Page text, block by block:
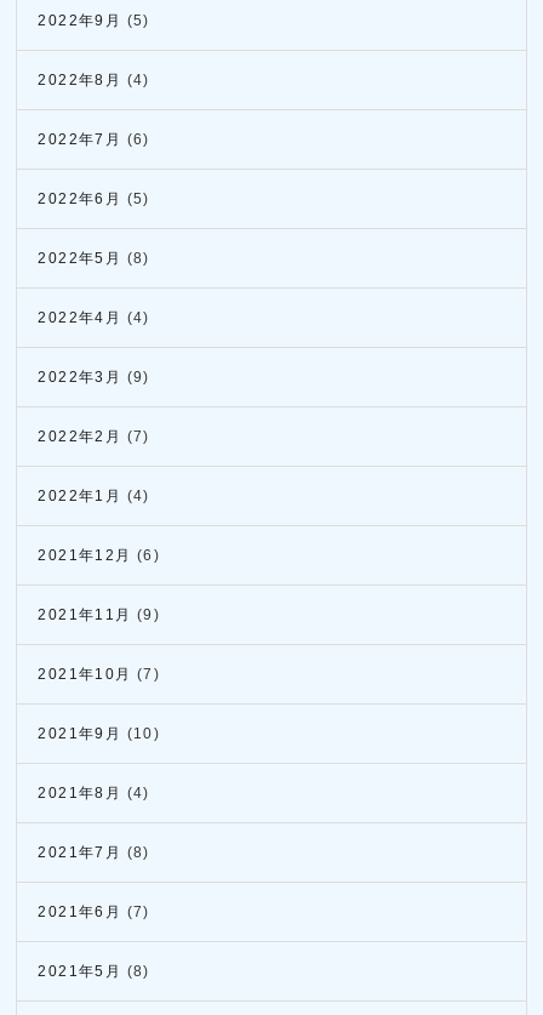
2022年9月 (5)
2022年8月 (4)
2022年7月 (6)
2022年6月 (5)
2022年5月 (8)
2022年4月 (4)
2022年3月 (9)
2022年2月 (7)
2022年1月 (4)
2021年12月 (6)
2021年11月 (9)
2021年10月 (7)
2021年9月 (10)
2021年8月 (4)
2021年7月 (8)
2021年6月 (7)
2021年5月 (8)